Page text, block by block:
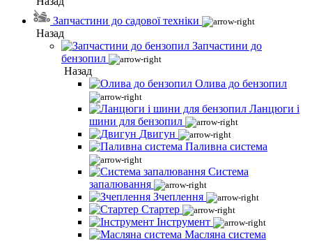
Запчастини до садової техніки
Назад
Запчастини до
бензопил
Назад
Олива до бензопил
Ланцюги і
шини для бензопил
Двигун
Паливна система
Система
запалювання
Зчеплення
Стартер
Інструмент
Масляна система